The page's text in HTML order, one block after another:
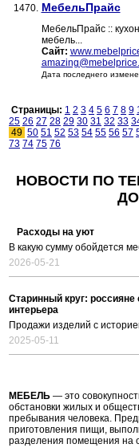
1470. МебельПрайс
МебельПрайс ::
мебель...
Сайт:
Дата последнего
Страницы: 1 2 3 4 5 6 7 8 9
25 26 27 28 29 30 31 32 33
49 50 51 52 53 54 55 56 57
73 74 75 76
НОВОСТИ ПО
Расходы на уют
В какую сумму обойдется
2026-05-21
Старинный круг:
интерьера
Продажи изделий с
2025-05-11
МЕБЕЛЬ — это
обстановки жилых и
пребывания человека.
приготовления пищи,
разделения помещения на